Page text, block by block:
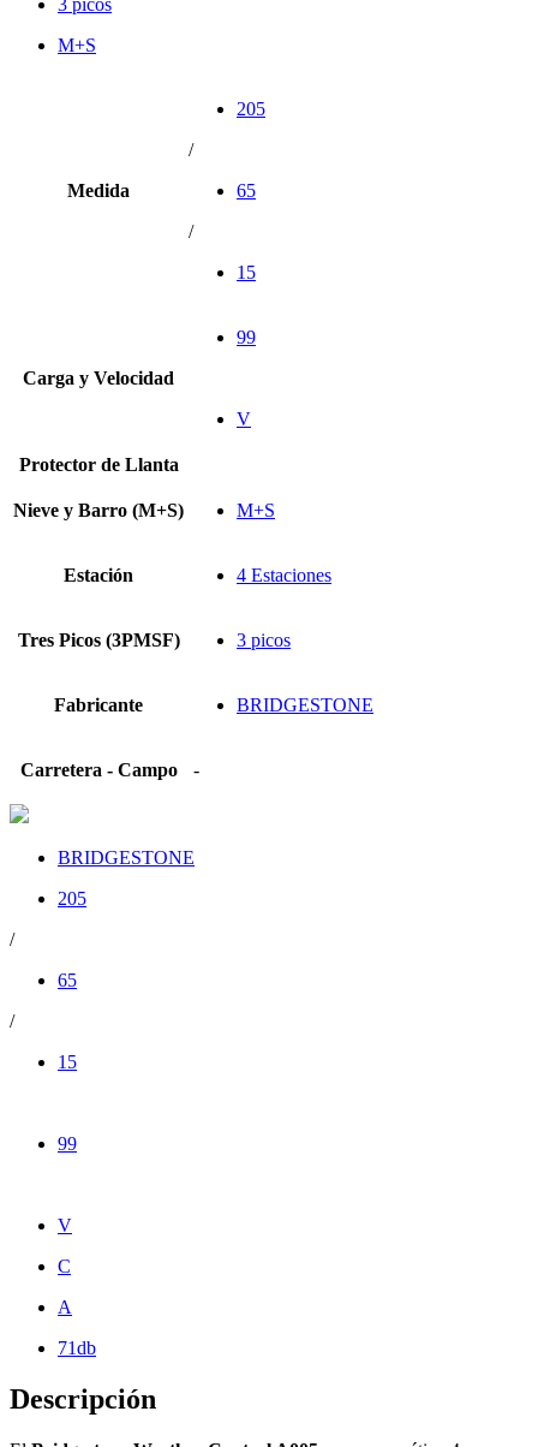
M+S
Medida
205
/
65
/
15
Carga y Velocidad
99
V
Protector de Llanta
Nieve y Barro (M+S) M+S
Estación 4 Estaciones
Tres Picos (3PMSF) 3 picos
Fabricante BRIDGESTONE
Carretera - Campo -
BRIDGESTONE
205
/
65
/
15
99
V
C
A
71db
Descripción